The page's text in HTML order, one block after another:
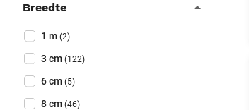
Breedte
Breedte (Optioneel)
1 m (2)
3 cm (122)
6 cm (5)
8 cm (46)